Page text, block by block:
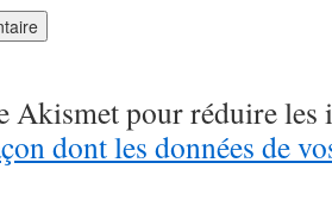
Akismet pour réduire les
dont les données de